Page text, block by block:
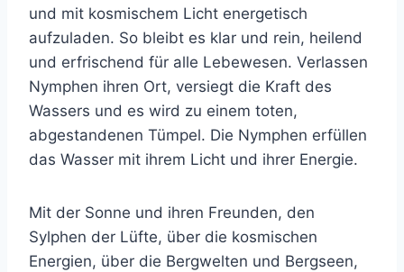
und mit kosmischem Licht energetisch
aufzuladen. So bleibt es klar und rein, heilend
und erfrischend für alle Lebewesen. Verlassen
Nymphen ihren Ort, versiegt die Kraft des
Wassers und es wird zu einem toten,
abgestandenen Tümpel. Die Nymphen erfüllen
das Wasser mit ihrem Licht und ihrer Energie.
Mit der Sonne und ihren Freunden, den
Sylphen der Lüfte, über die kosmischen
Energien, über die Bergwelten und Bergseen,